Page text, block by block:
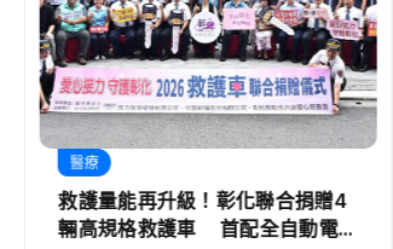
醫療
救護量能再升級！彰化聯合捐贈4
輛高規格救護車 首配全自動電動